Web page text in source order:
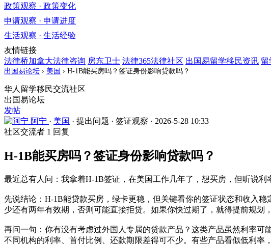
政策观察 · 政策变化
申请观察 · 申请进度
生活观察 · 生活经验
友情链接
法律桥加拿大法律咨询 房东卫士 法律365法律社区 出国易留学移民资讯 留
出国易论坛 › 美国 › H-1B能买房吗？签证身份影响贷款吗？
华人留学移民交流社区
出国易论坛
发帖
阿宁 · 美国 · 提出问题 · 签证观察 · 2026-5-28 10:33
社区交流者 1 回复
H-1B能买房吗？签证身份影响贷款吗？
最近总有人问：我拿着H-1B签证，在美国工作几年了，想买房，但听说
先说结论：H-1B能贷款买房，绿卡更稳，但关键看你的签证状态和收入
少还有两年有效期，否则可能直接拒贷。如果你快过期了，就得提前规划
再问一句：你有没有考虑过外国人专属的贷款产品？这类产品虽然利率
不同机构的利率、首付比例、还款期限差得可不少。有些产品看似低利率